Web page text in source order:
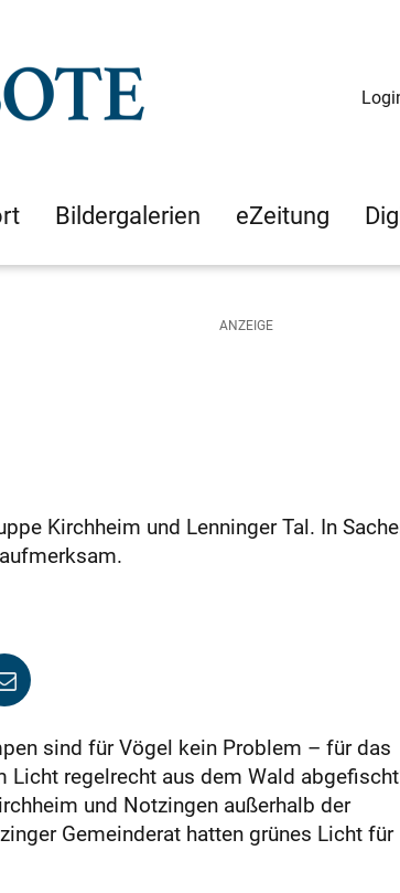
Bildergalerien eZeitung
Kirchheim und Lenninger Tal. In
sind für Vögel kein Problem – für das
regelrecht aus dem Wald
und Notzingen außerhalb der
Gemeinderat hatten grünes Licht für